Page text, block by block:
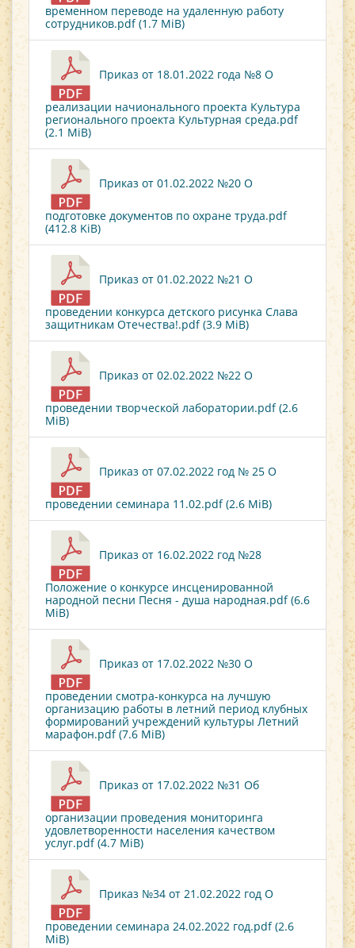
временном переводе на удаленную работу
сотрудников.pdf (1.7 MiB)
Приказ от 18.01.2022 года №8 О
реализации начионального проекта Культура
регионального проекта Культурная среда.pdf
(2.1 MiB)
Приказ от 01.02.2022 №20 О
подготовке документов по охране труда.pdf
(412.8 KiB)
Приказ от 01.02.2022 №21 О
проведении конкурса детского рисунка Слава
защитникам Отечества!.pdf (3.9 MiB)
Приказ от 02.02.2022 №22 О
проведении творческой лаборатории.pdf (2.6
MiB)
Приказ от 07.02.2022 год № 25 О
проведении семинара 11.02.pdf (2.6 MiB)
Приказ от 16.02.2022 год №28
Положение о конкурсе инсценированной
народной песни Песня - душа народная.pdf (6.6
MiB)
Приказ от 17.02.2022 №30 О
проведении смотра-конкурса на лучшую
организацию работы в летний период клубных
формирований учреждений культуры Летний
марафон.pdf (7.6 MiB)
Приказ от 17.02.2022 №31 Об
организации проведения мониторинга
удовлетворенности населения качеством
услуг.pdf (4.7 MiB)
Приказ №34 от 21.02.2022 год О
проведении семинара 24.02.2022 год.pdf (2.6
MiB)